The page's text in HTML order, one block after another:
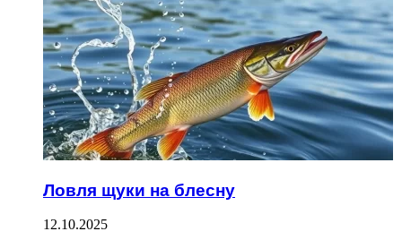
Ловля щуки на блесну
12.10.2025